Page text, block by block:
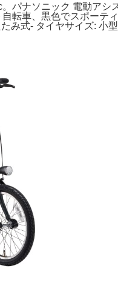
パナソニック 電動ア
転車、黒色でスポー
み式- タイヤサイズ: